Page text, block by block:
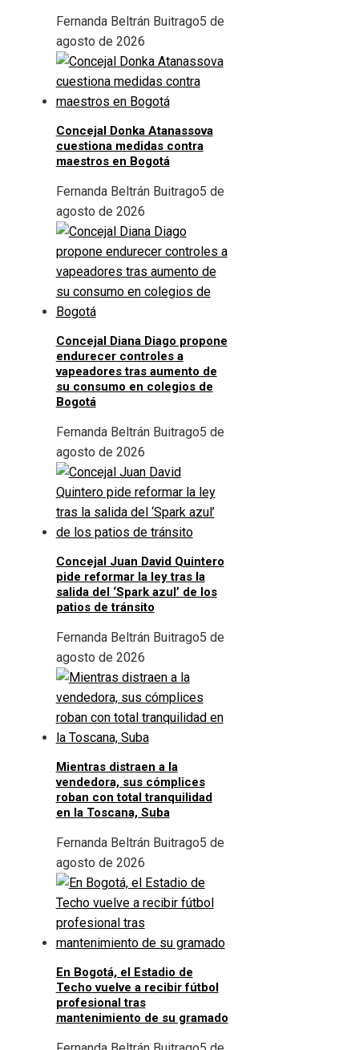
Fernanda Beltrán Buitrago5 de
agosto de 2026
Concejal Donka Atanassova
cuestiona medidas contra
maestros en Bogotá
Fernanda Beltrán Buitrago5 de
agosto de 2026
Concejal Diana Diago propone
endurecer controles a
vapeadores tras aumento de
su consumo en colegios de
Bogotá
Fernanda Beltrán Buitrago5 de
agosto de 2026
Concejal Juan David Quintero
pide reformar la ley tras la
salida del ‘Spark azul’ de los
patios de tránsito
Fernanda Beltrán Buitrago5 de
agosto de 2026
Mientras distraen a la
vendedora, sus cómplices
roban con total tranquilidad
en la Toscana, Suba
Fernanda Beltrán Buitrago5 de
agosto de 2026
En Bogotá, el Estadio de
Techo vuelve a recibir fútbol
profesional tras
mantenimiento de su gramado